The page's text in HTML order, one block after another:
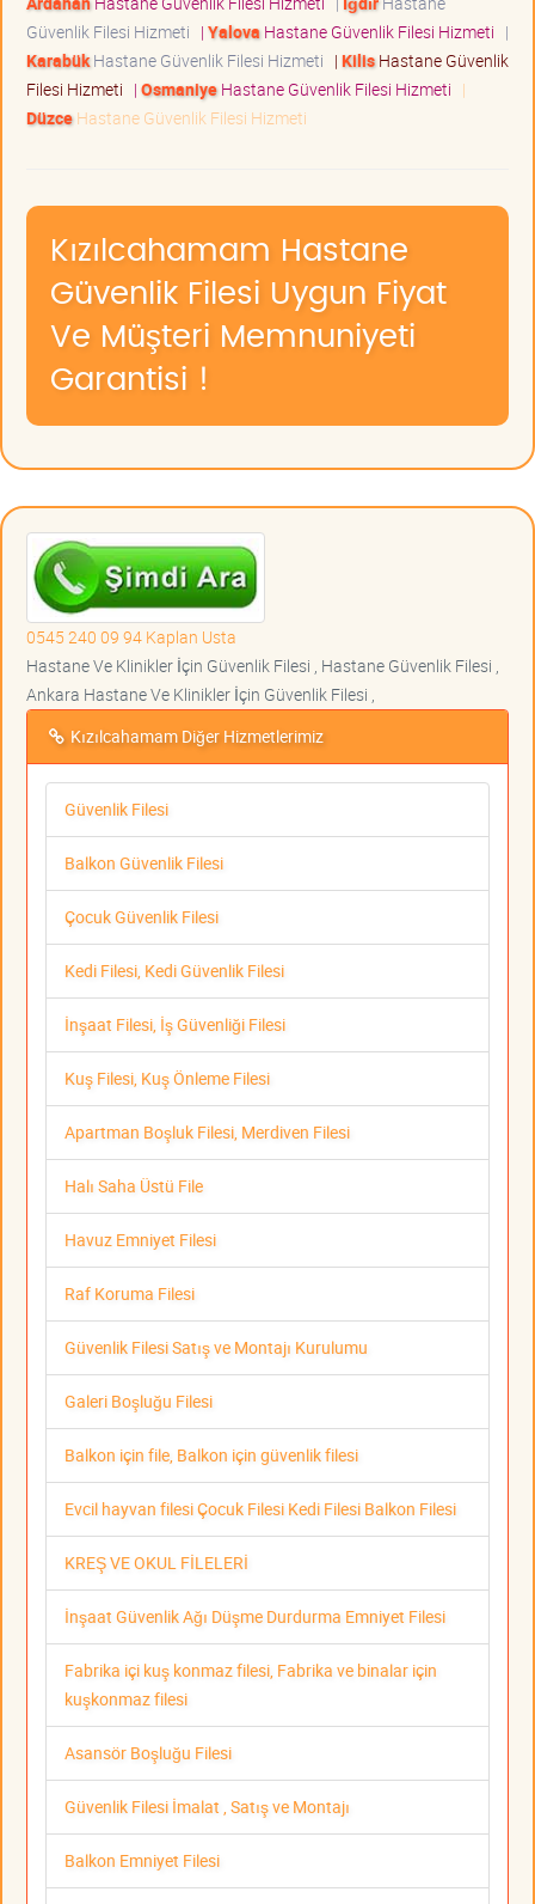
Güvenlik Filesi Hizmeti | Yalova Hastane Güvenlik Filesi Hizmeti |
KarabükHastane Güvenlik Filesi Hizmeti | KilisHastane Güvenlik
Filesi Hizmeti | OsmaniyeHastane Güvenlik Filesi Hizmeti |
DüzceHastane Güvenlik Filesi Hizmeti
Kızılcahamam Hastane
Güvenlik Filesi Uygun Fiyat
Ve Müşteri Memnuniyeti
Garantisi !
0545 240 09 94 Kaplan Usta
Hastane Ve Klinikler İçin Güvenlik Filesi , Hastane Güvenlik Filesi ,
Ankara Hastane Ve Klinikler İçin Güvenlik Filesi ,
Kızılcahamam Diğer Hizmetlerimiz
Güvenlik Filesi
Balkon Güvenlik Filesi
Çocuk Güvenlik Filesi
Kedi Filesi, Kedi Güvenlik Filesi
İnşaat Filesi, İş Güvenliği Filesi
Kuş Filesi, Kuş Önleme Filesi
Apartman Boşluk Filesi, Merdiven Filesi
Halı Saha Üstü File
Havuz Emniyet Filesi
Raf Koruma Filesi
Güvenlik Filesi Satış ve Montajı Kurulumu
Galeri Boşluğu Filesi
Balkon için file, Balkon için güvenlik filesi
Evcil hayvan filesi Çocuk Filesi Kedi Filesi Balkon Filesi
KREŞ VE OKUL FİLELERİ
İnşaat Güvenlik Ağı Düşme Durdurma Emniyet Filesi
Fabrika içi kuş konmaz filesi, Fabrika ve binalar için
kuşkonmaz filesi
Asansör Boşluğu Filesi
Güvenlik Filesi İmalat , Satış ve Montajı
Balkon Emniyet Filesi